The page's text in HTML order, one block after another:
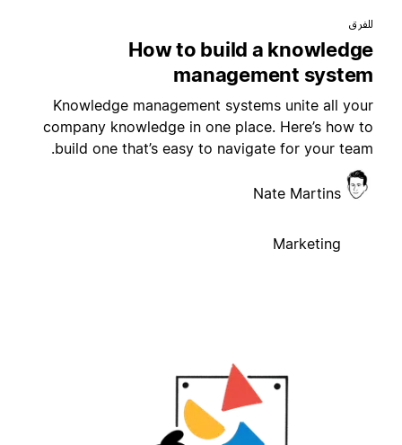
How to build a
management
Knowledge management systems unite all
company knowledge in one place. Here’s how
build one that’s easy to navigate for your
Nate Martins
Marketing